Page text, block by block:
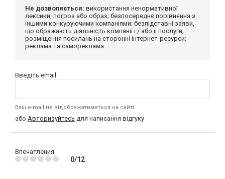
Не дозволяється: використання ненормативної
лексики, погроз або образ; безпосереднє порівняння з
іншими конкуруючими компаніями; безпідставні заяви,
що ображають діяльність компанії і / або її послуги;
розміщення посилань на сторонні інтернет-ресурси;
реклама та самореклама.
Введіть email:
Ваш e-mail не відображатиметься на сайті
або Авторизуйтесь для написання відгуку
Впечатления
0/12